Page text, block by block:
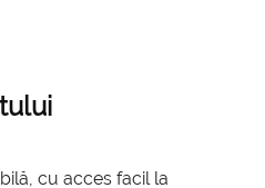
cu acces facil la